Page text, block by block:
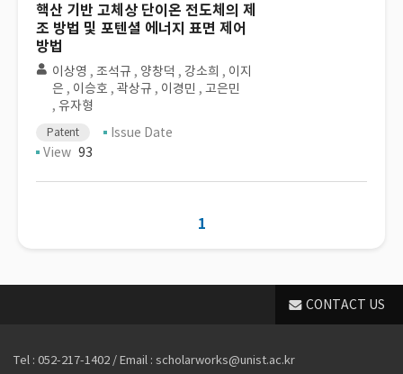
핵산 기반 고체상 단이온 전도체의 제
조 방법 및 포텐셜 에너지 표면 제어
방법
이상영 , 조석규 , 양창덕 , 강소희 , 이지
은 , 이승호 , 곽상규 , 이경민 , 고은민
, 유자형
Patent
Issue Date
View 93
1
CONTACT US
Tel : 052-217-1402 / Email : scholarworks@unist.ac.kr